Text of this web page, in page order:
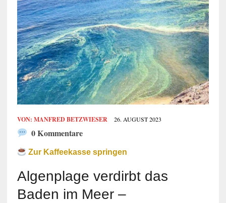
VON: MANFRED BETZWIESER 26. AUGUST 2023
0 Kommentare
Zur Kaffeekasse springen
Algenplage verdirbt das
Baden im Meer –